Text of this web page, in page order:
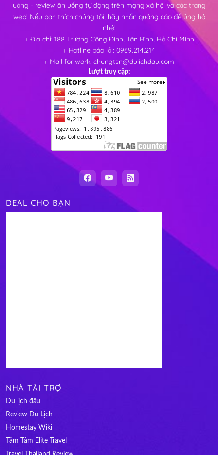
uông - review ăn uống tự động trên mạng xã hội và các trang
web! Nếu bạn thích chúng tôi, hãy nhấn quảng cáo để ủng hộ
nhé!
+ Địa chỉ: 188 Trương Công Định, Tân Bình, Hồ Chí Minh
+ Hotline báo lỗi: 0969.214.214
+ Mail for work: chungtsn@dulichdau.com
Lượt truy cập:
DEAL CHO BẠN
NHÀ TÀI TRỢ
Du lịch đâu
Review Du Lịch
Homestay Wiki
Tâm Tâm Elite Travel